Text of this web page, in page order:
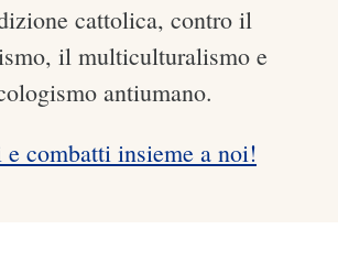
cattolica, contro il
il multiculturalismo e
antiumano.
combatti insieme a noi!